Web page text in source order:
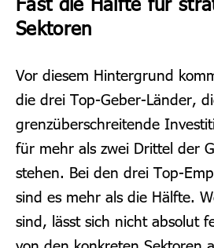
Sektoren
Vor diesem Hintergrund
die drei Top-Geber-Länder,
grenzüberschreitende
für mehr als zwei Drittel der
stehen. Bei den drei Top-
sind es mehr als die Hälfte.
sind, lässt sich nicht absolut